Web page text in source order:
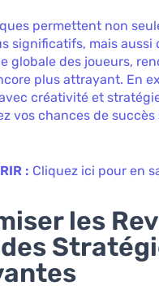
permettent non
significatifs, mais aussi
globale des joueurs,
plus attrayant. En
créativité et
vos chances de
: Cliquez ici pour en
les